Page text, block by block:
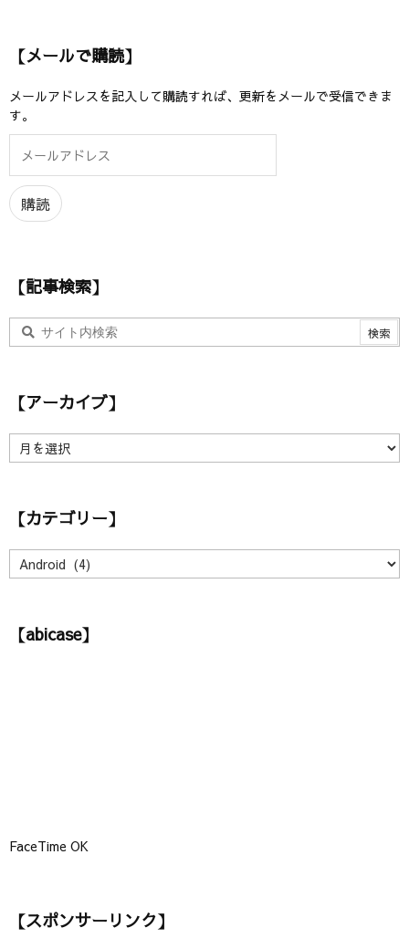
【メールで購読】
メールアドレスを記入して購読すれば、更新をメールで受信できま
す。
ル
ア
ド
購読
【記事検索】
【アーカイブ】
ア
イ【カテゴリー】
カ
リ【abicase】
FaceTime OK
【スポンサーリンク】